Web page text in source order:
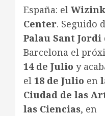
España: el Wizink
Center. Seguido
Palau Sant Jordi
Barcelona el
14 de Julio y
el 18 de Julio en
Ciudad de las
las Ciencias, en